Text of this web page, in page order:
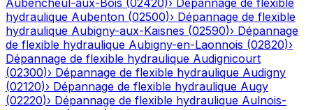
Aubencheul-aux-Bois (02420)› Dépannage de flexible
hydraulique Aubenton (02500)› Dépannage de flexible
hydraulique Aubigny-aux-Kaisnes (02590)› Dépannage
de flexible hydraulique Aubigny-en-Laonnois (02820)›
Dépannage de flexible hydraulique Audignicourt
(02300)› Dépannage de flexible hydraulique Audigny
(02120)› Dépannage de flexible hydraulique Augy
(02220)› Dépannage de flexible hydraulique Aulnois-